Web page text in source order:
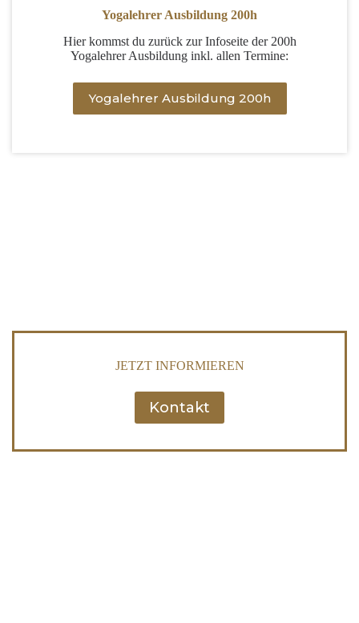
Yogalehrer Ausbildung 200h
Hier kommst du zurück zur Infoseite der 200h
Yogalehrer Ausbildung inkl. allen Termine:
Yogalehrer Ausbildung 200h
JETZT INFORMIEREN
Kontakt